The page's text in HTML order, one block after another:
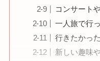
コンサート
一人旅で行
行きたかっ
新しい趣味